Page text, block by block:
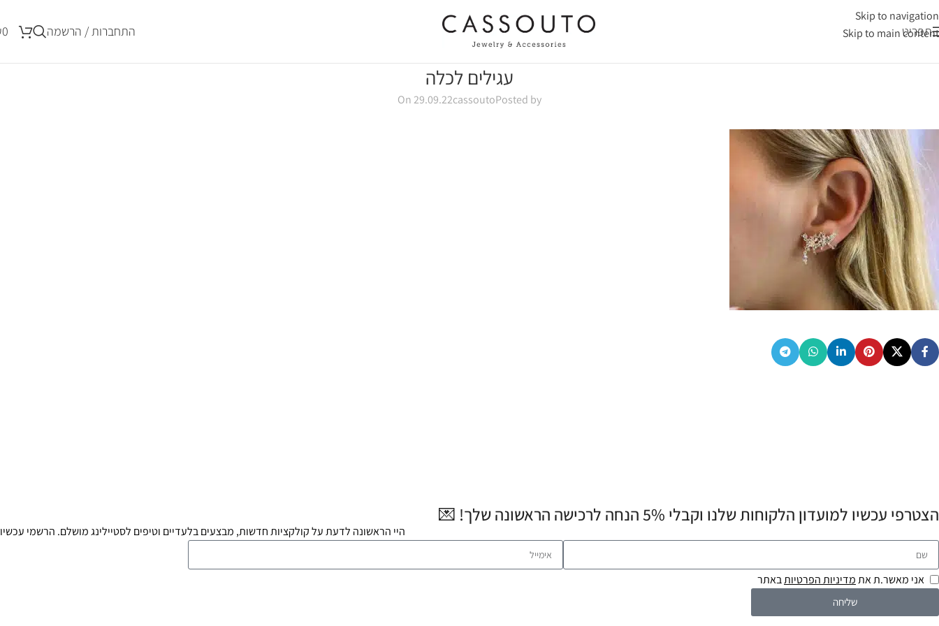
Skip to navigation
Skip to main content
תפריט התחברות / הרשמה 0
עגילים לכלה
Posted by
cassouto
On 29.09.22
הצטרפי עכשיו למועדון הלקוחות שלנו וקבלי 5% הנחה לרכישה הראשונה שלך! 💌
היי הראשונה לדעת על קולקציות חדשות, מבצעים בלעדיים וטיפים לסטיילינג מושלם. הרשמי עכשיו
אני מאשר.ת אתמדיניות הפרטיותבאתר
שליחה